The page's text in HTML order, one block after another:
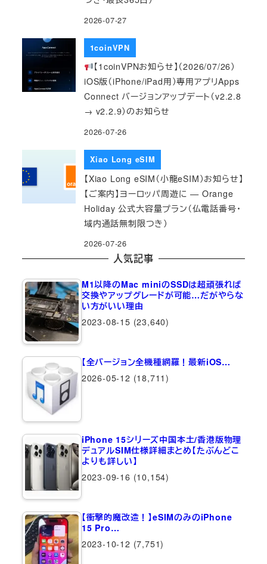
2026-07-27
1coinVPN
【1coinVPNお知らせ】（2026/07/26）
iOS版（iPhone/iPad用）専用アプリApps
Connect バージョンアップデート（v2.2.8
→ v2.2.9）のお知らせ
2026-07-26
Xiao Long eSIM
【Xiao Long eSIM（小龍eSIM）お知らせ】
【ご案内】ヨーロッパ周遊に — Orange
Holiday 公式大容量プラン（仏電話番号・
域内通話無制限つき）
2026-07-26
人気記事
M1以降のMac miniのSSDは超頑張れば
交換やアップグレードが可能…だがやらな
い方がいい理由
2023-08-15 (23,640)
【全バージョン全機種網羅！最新iOS…
2026-05-12 (18,711)
iPhone 15シリーズ中国本土/香港版物理
デュアルSIM仕様詳細まとめ【たぶんどこ
よりも詳しい】
2023-09-16 (10,154)
【衝撃的魔改造！】eSIMのみのiPhone
15 Pro…
2023-10-12 (7,751)